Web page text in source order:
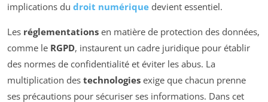
implications du droit numérique devient essentiel.
Les réglementations en matière de protection des données,
comme le RGPD, instaurent un cadre juridique pour établir
des normes de confidentialité et éviter les abus. La
multiplication des technologies exige que chacun prenne
ses précautions pour sécuriser ses informations. Dans cet